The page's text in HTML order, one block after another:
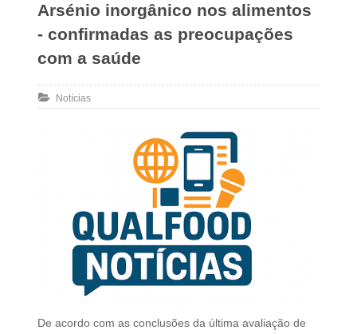
Arsénio inorgânico nos alimentos
- confirmadas as preocupações
com a saúde
Notícias
De acordo com as conclusões da última avaliação de